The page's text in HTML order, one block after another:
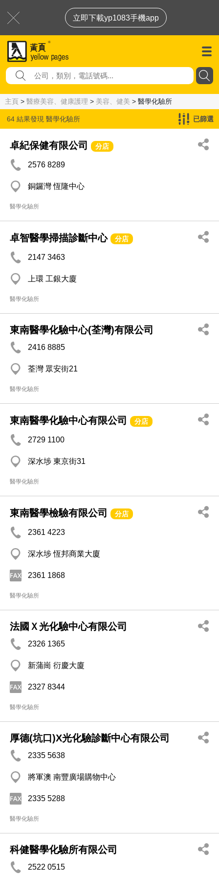
立即下載yp1083手機app
主頁 > 醫療美容、健康護理 > 美容、健美 > 醫學化驗所
64 結果發現 醫學化驗所 已篩選
卓紀保健有限公司 分店
2576 8289
銅鑼灣 恆隆中心
醫學化驗所
卓智醫學掃描診斷中心 分店
2147 3463
上環 工銀大廈
醫學化驗所
東南醫學化驗中心(荃灣)有限公司
2416 8885
荃灣 眾安街21
醫學化驗所
東南醫學化驗中心有限公司 分店
2729 1100
深水埗 東京街31
醫學化驗所
東南醫學檢驗有限公司 分店
2361 4223
深水埗 恆邦商業大廈
2361 1868
醫學化驗所
法國Ｘ光化驗中心有限公司
2326 1365
新蒲崗 衍慶大廈
2327 8344
醫學化驗所
厚德(坑口)X光化驗診斷中心有限公司
2335 5638
將軍澳 南豐廣場購物中心
2335 5288
醫學化驗所
科健醫學化驗所有限公司
2522 0515